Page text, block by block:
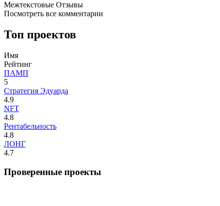
Межтекстовые Отзывы
Посмотреть все комментарии
Топ проектов
Имя
Рейтинг
ПАМП
5
Стратегия Эдуарда
4.9
NFT
4.8
Рентабельность
4.8
ЛОНГ
4.7
Проверенные проекты